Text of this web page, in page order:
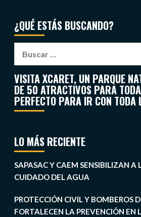
¿QUÉ ESTÁS BUSCANDO?
VISITA XCARET, UN PARQUE
DE 50 ATRACTIVOS PARA
PERFECTO PARA IR CON TODA
LO MÁS RECIENTE
SAPASAC Y CAEM SENSIBILIZAN A
CUIDADO DEL AGUA
PROTECCIÓN CIVIL Y BOMBEROS
FORTALECEN LA PREVENCIÓN EN